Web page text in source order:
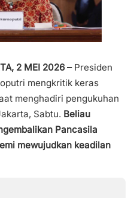
2 MEI 2026 –Presiden
mengkritik keras
menghadiri pengukuhan
Sabtu. Beliau
Pancasila
mewujudkan keadilan